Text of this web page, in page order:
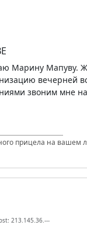
Марину Мапуву.
вечерней
звоним мне на
прицела на вашем
213.145.36.---